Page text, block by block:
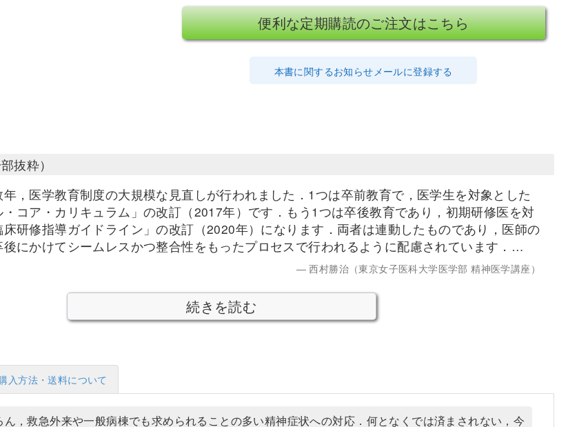
便利な定期購読のご注文はこちら
本書に関するお知らせメールに登録する
抜粋）
，医学教育制度の大規模な見直しが行われました．1つは卒前教育で，医学生を対象とした
・コア・カリキュラム」の改訂（2017年）です．もう1つは卒後教育であり，初期研修医を対
研修指導ガイドライン」の改訂（2020年）になります．両者は連動したものであり，医師の
にかけてシームレスかつ整合性をもったプロセスで行われるように配慮されています．…
西村勝治（東京女子医科大学医学部 精神医学講座）
続きを読む
入方法・送料について
ん，救急外来や一般病棟でも求められることの多い精神症状への対応．何となくでは済まされない，今